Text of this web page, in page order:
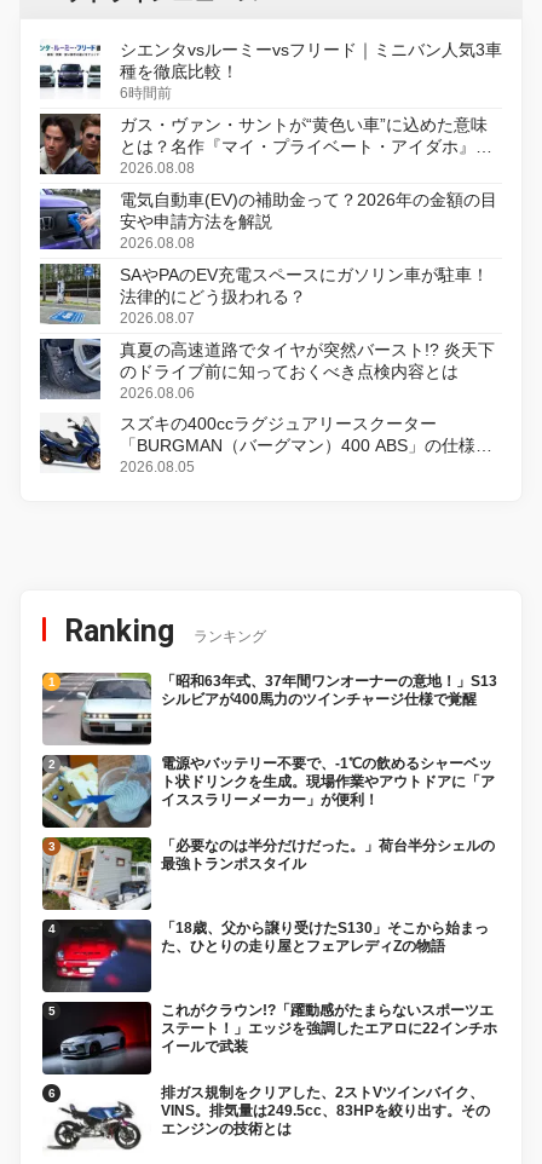
シエンタvsルーミーvsフリード｜ミニバン人気3車
種を徹底比較！
6時間前
ガス・ヴァン・サントが“黄色い車”に込めた意味
とは？名作『マイ・プライベート・アイダホ』が
初のデジタルリマスター版で復活
2026.08.08
電気自動車(EV)の補助金って？2026年の金額の目
安や申請方法を解説
2026.08.08
SAやPAのEV充電スペースにガソリン車が駐車！
法律的にどう扱われる？
2026.08.07
真夏の高速道路でタイヤが突然バースト!? 炎天下
のドライブ前に知っておくべき点検内容とは
2026.08.06
スズキの400ccラグジュアリースクーター
「BURGMAN（バーグマン）400 ABS」の仕様を
変更し、8月18日に発売
2026.08.05
Ranking ランキング
「昭和63年式、37年間ワンオーナーの意地！」S13
シルビアが400馬力のツインチャージ仕様で覚醒
電源やバッテリー不要で、-1℃の飲めるシャーベッ
ト状ドリンクを生成。現場作業やアウトドアに「ア
イススラリーメーカー」が便利！
「必要なのは半分だけだった。」荷台半分シェルの
最強トランポスタイル
「18歳、父から譲り受けたS130」そこから始まっ
た、ひとりの走り屋とフェアレディZの物語
これがクラウン!?「躍動感がたまらないスポーツエ
ステート！」エッジを強調したエアロに22インチホ
イールで武装
排ガス規制をクリアした、2ストVツインバイク、
VINS。排気量は249.5cc、83HPを絞り出す。その
エンジンの技術とは